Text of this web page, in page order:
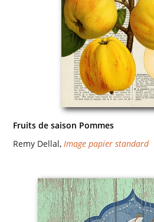
Fruits de saison Pommes
Remy Dellal, Image papier standard